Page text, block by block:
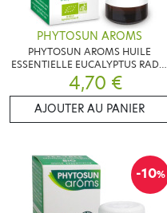
PHYTOSUN AROMS
PHYTOSUN AROMS HUILE
ESSENTIELLE EUCALYPTUS RADIE
10 ML
4,70 €
AJOUTER AU PANIER
-10%